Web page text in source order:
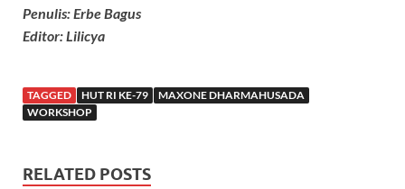
Penulis: Erbe Bagus
Editor: Lilicya
TAGGED HUT RI KE-79
MAXONE DHARMAHUSADA
WORKSHOP
RELATED POSTS